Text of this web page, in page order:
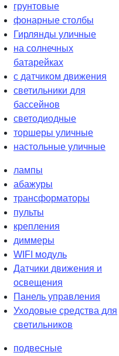
грунтовые
фонарные столбы
Гирлянды уличные
на солнечных
батарейках
с датчиком движения
светильники для
бассейнов
светодиодные
торшеры уличные
настольные уличные
лампы
абажуры
трансформаторы
пульты
крепления
диммеры
WIFI модуль
Датчики движения и
освещения
Панель управления
Уходовые средства для
светильников
подвесные